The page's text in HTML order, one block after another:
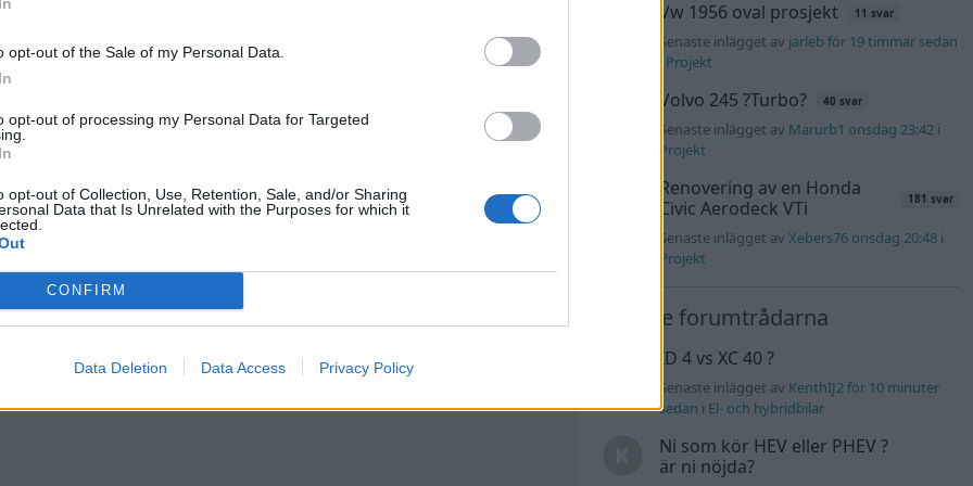
opt-out of the Sale of my Personal Data.
opt-out of processing my Personal Data for Targeted
opt-out of Collection, Use, Retention, Sale, and/or Sharing
Data that Is Unrelated with the Purposes for which it
CONFIRM
Data Deletion Data Access Privacy Policy
att han inte kan kolla en sketen bil utan dator o skit
utrustning för att kontrollera eventuellt dolda problem med
Vw 1956 oval prosjekt 11 svar
Senaste inlägget av jarleb för 19 timmar sedan
Projekt
Volvo 245 ?Turbo? 40 svar
Senaste inlägget av Marurb1 onsdag 23:42 i
Projekt
Renovering av en Honda
Civic Aerodeck VTi
181 svar
Senaste inlägget avXebers76 onsdag 20:48 i
Projekt
Nyaste forumtrådarna
ID 4 vs XC 40 ?
Senaste inlägget av KenthIJ2 för 10 minuter
sedan i El- och hybridbilar
Ni som kör HEV eller PHEV ?
är ni nöjda?